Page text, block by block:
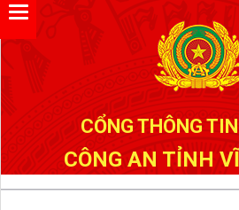
CỔNG THÔNG
CÔNG AN TỈNH